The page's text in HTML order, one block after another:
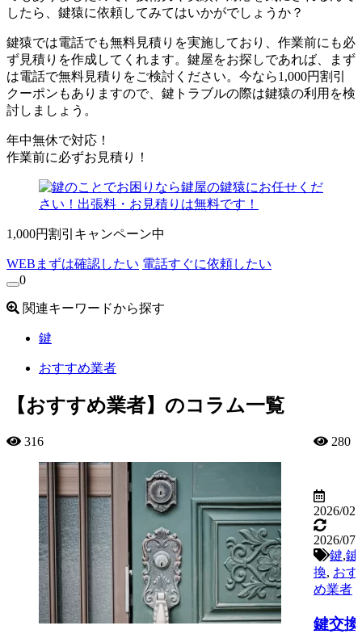
したら、鍵猿に依頼してみてはいかがでしょうか？
鍵猿では電話でも無料見積りを実施しており、作業前にも必
ず見積りを作成してくれます。鍵屋をお探しであれば、まず
は電話で無料見積りをご検討ください。今なら1,000円割引
クーポンもありますので、鍵トラブルの際は鍵猿の利用を検
討しましょう。
年中無休で対応！
作業前に必ずお見積り！
1,000円割引キャンペーン中
WEB まずは確認したい 電話すぐに依頼したい
0
関連キーワードから探す
鍵
おすすめ業者
【おすすめ業者】のコラム一覧
316 280
2026/02/
2026/07/
鍵,鍵
換, おす
め業者
鍵交